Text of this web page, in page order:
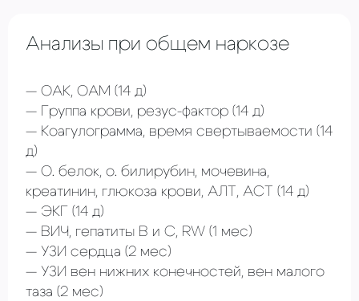
Анализы при общем наркозе
ОАК, ОАМ (14 д)
Группа крови, резус-фактор (14 д)
Коагулограмма, время свертываемости (14
д)
О. белок, о. билирубин, мочевина,
креатинин, глюкоза крови, АЛТ, АСТ (14 д)
ЭКГ (14 д)
ВИЧ, гепатиты В и С, RW (1 мес)
УЗИ сердца (2 мес)
УЗИ вен нижних конечностей, вен малого
таза (2 мес)